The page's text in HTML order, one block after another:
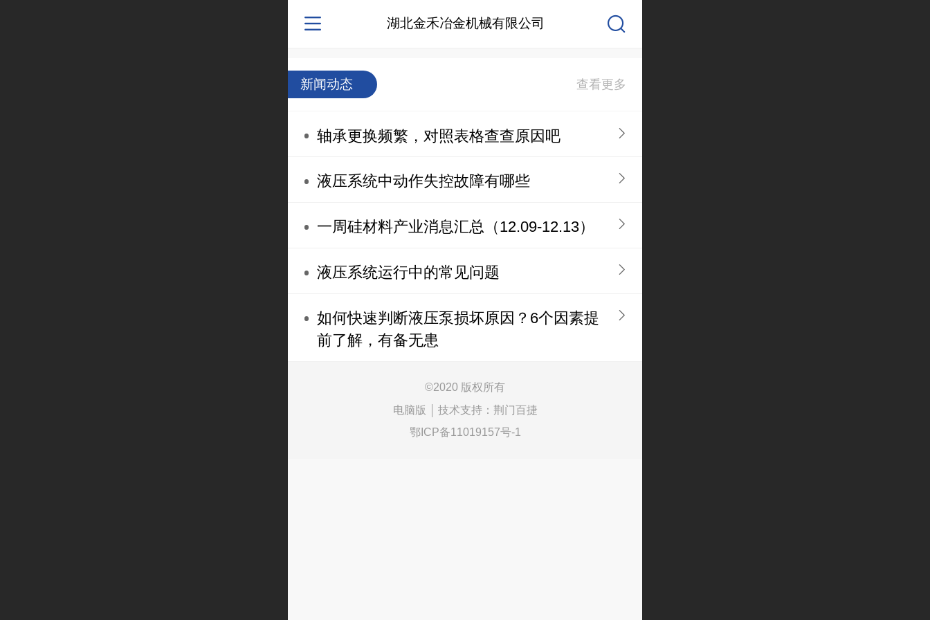
湖北金禾冶金机械有限公司
新闻动态
轴承更换频繁，对照表格查查原因吧
液压系统中动作失控故障有哪些
一周硅材料产业消息汇总（12.09-12.13）
液压系统运行中的常见问题
如何快速判断液压泵损坏原因？6个因素提
前了解，有备无患
©2020 版权所有
电脑版
技术支持： 荆门百捷
鄂ICP备11019157号-1